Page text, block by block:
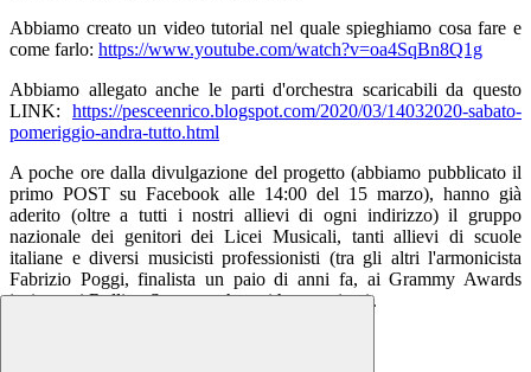
Abbiamo creato un video tutorial nel quale spieghiamo cosa fare e
come farlo: https://www.youtube.com/watch?v=oa4SqBn8Q1g
Abbiamo allegato anche le parti d'orchestra scaricabili da questo
LINK: https://pesceenrico.blogspot.com/2020/03/14032020-sabato-
pomeriggio-andra-tutto.html
A poche ore dalla divulgazione del progetto (abbiamo pubblicato il
primo POST su Facebook alle 14:00 del 15 marzo), hanno già
aderito (oltre a tutti i nostri allievi di ogni indirizzo) il gruppo
nazionale dei genitori dei Licei Musicali, tanti allievi di scuole
italiane e diversi musicisti professionisti (tra gli altri l'armonicista
Fabrizio Poggi, finalista un paio di anni fa, ai Grammy Awards
insieme ai Rolling Stones... che poi hanno vinto).